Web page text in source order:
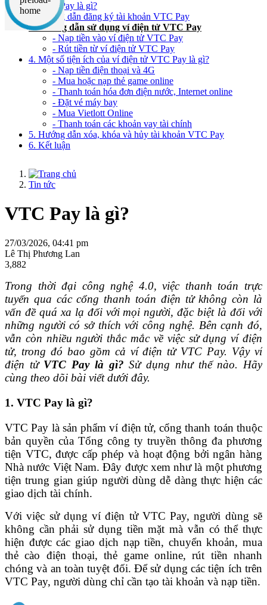
1. VTC Pay là gì?
2. Hướng dẫn đăng ký tài khoản VTC Pay
3. Hướng dẫn sử dụng ví điện tử VTC Pay
- Nạp tiền vào ví điện tử VTC Pay
- Rút tiền từ ví điện tử VTC Pay
4. Một số tiện ích của ví điện tử VTC Pay là gì?
- Nạp tiền điện thoại và 4G
- Mua hoặc nạp thẻ game online
- Thanh toán hóa đơn điện nước, Internet online
- Đặt vé máy bay
- Mua Vietlott Online
- Thanh toán các khoản vay tài chính
5. Hướng dẫn xóa, khóa và hủy tài khoản VTC Pay
6. Kết luận
Tin tức
VTC Pay là gì?
27/03/2026, 04:41 pm
Lê Thị Phương Lan
3,882
Trong thời đại công nghệ 4.0, việc thanh toán trực
tuyến qua các cổng thanh toán điện tử không còn là
vấn đề quá xa lạ đối với mọi người, đặc biệt là đối với
những người có sở thích với công nghệ. Bên cạnh đó,
vẫn còn nhiều người thắc mắc về việc sử dụng ví điện
tử, trong đó bao gồm cả ví điện tử VTC Pay. Vậy ví
điện tử VTC Pay là gì? Sử dụng như thế nào. Hãy
cùng theo dõi bài viết dưới đây.
1. VTC Pay là gì?
VTC Pay là sản phẩm ví điện tử, cổng thanh toán thuộc
bản quyền của Tổng công ty truyền thông đa phương
tiện VTC, được cấp phép và hoạt động bởi ngân hàng
Nhà nước Việt Nam. Đây được xem như là một phương
tiện trung gian giúp người dùng dễ dàng thực hiện các
giao dịch tài chính.
Với việc sử dụng ví điện tử VTC Pay, người dùng sẽ
không cần phải sử dụng tiền mặt mà vẫn có thể thực
hiện được các giao dịch nạp tiền, chuyển khoản, mua
thẻ cào điện thoại, thẻ game online, rút tiền nhanh
chóng và an toàn tuyệt đối. Để sử dụng các tiện ích trên
VTC Pay, người dùng chỉ cần tạo tài khoản và nạp tiền.